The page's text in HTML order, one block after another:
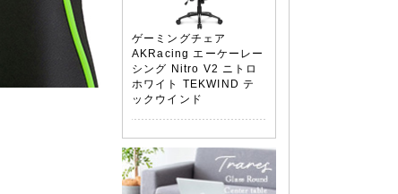
ゲーミングチェア
AKRacing エーケーレー
シング Nitro V2 ニトロ
ホワイト TEKWIND テ
ックウインド